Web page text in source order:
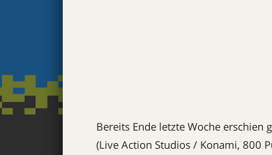
Bereits Ende letzte Woche erschien
(Live Action Studios / Konami, 800